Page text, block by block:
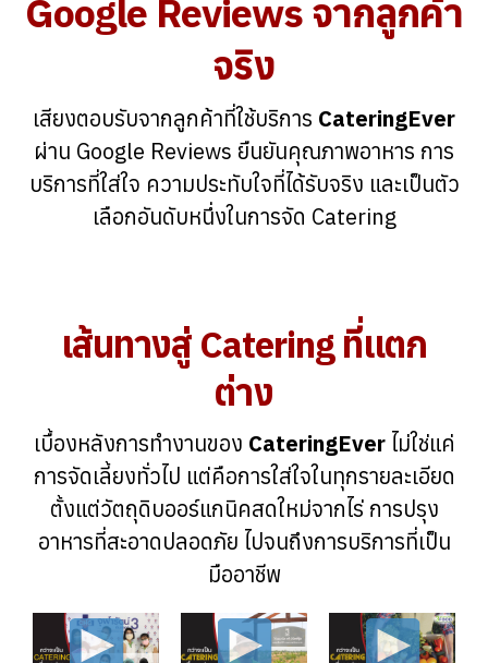
Google Reviews จากลูกค้า
จริง
เสียงตอบรับจากลูกค้าที่ใช้บริการ CateringEver
ผ่าน Google Reviews ยืนยันคุณภาพอาหาร การ
บริการที่ใส่ใจ ความประทับใจที่ได้รับจริง และเป็นตัว
เลือกอันดับหนึ่งในการจัด Catering
เส้นทางสู่ Catering ที่แตก
ต่าง
เบื้องหลังการทำงานของ CateringEverไม่ใช่แค่
การจัดเลี้ยงทั่วไป แต่คือการใส่ใจในทุกรายละเอียด
ตั้งแต่วัตถุดิบออร์แกนิคสดใหม่จากไร่ การปรุง
อาหารที่สะอาดปลอดภัย ไปจนถึงการบริการที่เป็น
มืออาชีพ